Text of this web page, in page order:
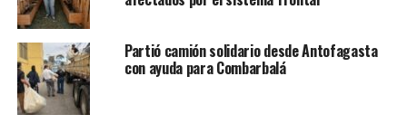
Partió camión solidario desde Antofagasta
con ayuda para Combarbalá